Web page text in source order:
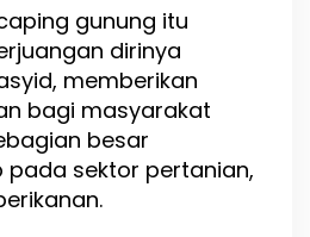
u
K
u
s
i
B
u
p
gunung itu
dirinya
memberikan
bagi masyarakat
besar
pada sektor pertanian,